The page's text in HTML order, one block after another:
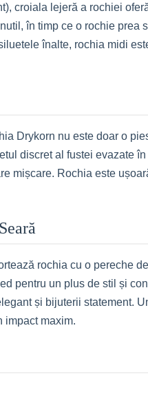
croiala lejeră a rochiei
în timp ce o rochie prea
înalte, rochia midi
Drykorn nu este doar o
discret al fustei evazate
mișcare. Rochia este
rochia cu o pereche
pentru un plus de stil și
și bijuterii statement.
impact maxim.